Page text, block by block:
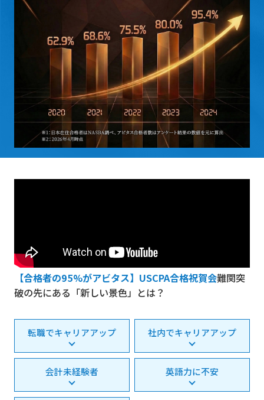
【合格者の95%がアビタス】USCPA合格祝賀会難関突
破の先にある「新しい景色」とは？
転職でキャリアアップ 社内でキャリアアップ
会計未経験者 英語力に不安